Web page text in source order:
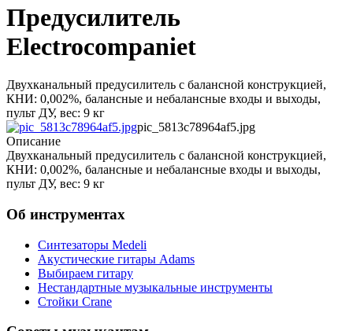
Предусилитель
Electrocompaniet
Двухканальный предусилитель с балансной конструкцией,
КНИ: 0,002%, балансные и небалансные входы и выходы,
пульт ДУ, вес: 9 кг
pic_5813c78964af5.jpg
Описание
Двухканальный предусилитель с балансной конструкцией,
КНИ: 0,002%, балансные и небалансные входы и выходы,
пульт ДУ, вес: 9 кг
Об инструментах
Синтезаторы Мedeli
Акустические гитары Adams
Выбираем гитару
Нестандартные музыкальные инструменты
Стойки Crane